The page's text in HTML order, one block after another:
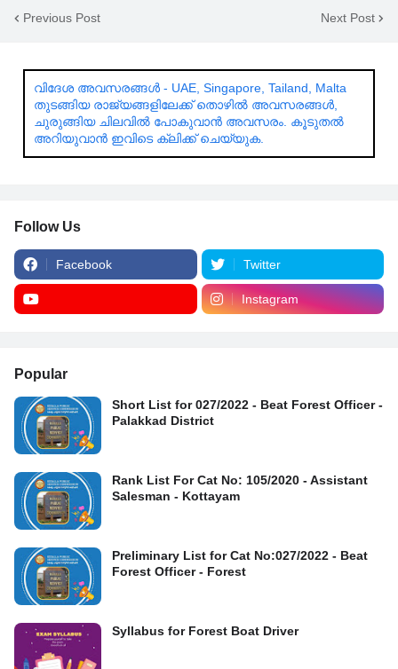
Previous Post Next Post
വിദേശ അവസരങ്ങൾ - UAE, Singapore, Tailand, Malta
തുടങ്ങിയ രാജ്യങ്ങളിലേക്ക് തൊഴിൽ അവസരങ്ങൾ,
ചുരുങ്ങിയ ചിലവിൽ പോകുവാൻ അവസരം. കൂടുതൽ
അറിയുവാൻ ഇവിടെ ക്ലിക്ക് ചെയ്യുക.
Follow Us
Facebook Twitter
Instagram
Popular
Short List for 027/2022 - Beat Forest Officer -
Palakkad District
Rank List For Cat No: 105/2020 - Assistant
Salesman - Kottayam
Preliminary List for Cat No:027/2022 - Beat
Forest Officer - Forest
Syllabus for Forest Boat Driver